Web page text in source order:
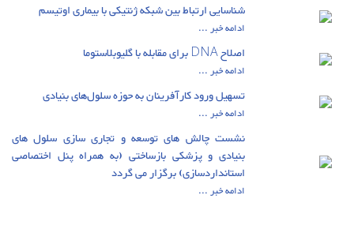
شناسایی ارتباط بین شبکه ژنتیکی با بیماری اوتیسم
ادامه خبر ...
اصلاح DNA برای مقابله با گلیوبلاستوما
ادامه خبر ...
تسهیل ورود کارآفرینان به حوزه سلول‌های بنیادی
ادامه خبر ...
نشست چالش های توسعه و تجاری سازی سلول های
بنیادی و پزشکی بازساختی (به همراه پنل اختصاصی
استانداردسازی) برگزار می گردد
ادامه خبر ...